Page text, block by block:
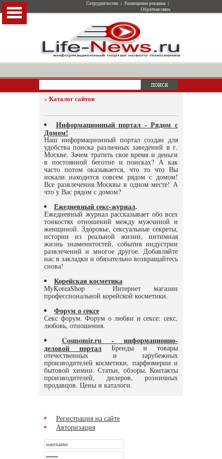
Сотрудничество | Размещение рекламы |
Обратная связь
» Каталог сайтов
Информационный портал - Рядом с
Домом!
Наш информационный портал создан для
удобства поиска различных заведений в г.
Москве. Зачем тратить свое время и деньги
в постоянной беготне и поисках? А как
часто потом оказывается, что то что Вы
искали находится совсем рядом с домом!
Все развлечения Москвы в одном месте! А
что у Вас рядом с домом?
Ежедневный секс-журнал.
Ежедневный журнал рассказывает обо всех
тонкостях отношений между мужчиной и
женщиной. Здоровье, сексуальные секреты,
истории из реальной жизни, интимная
жизнь знаменитостей, события индустрии
развлечений и многое другое. Добавляйте
нас в закладки и обязательно возвращайтесь
снова!
Корейская косметика
MyKoreaShop - Интернет магазин
профессиональной корейской косметики.
Форум о сексе
Секс форум. Форум о любви и сексе: секс,
любовь, отношения.
Cosmomir.ru - информационно-
деловой порталБренды и товары
отечественных и зарубежных
производителей косметики, парфюмерии и
бытовой химии. Статьи, обзоры. Контакты
производителей, дилеров, розничных
продавцов. Цены и каталоги.
Регистрация на сайте
Авторизация